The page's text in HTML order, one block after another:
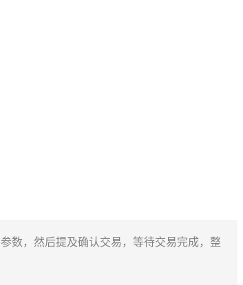
数，然后提及确认交易，等待交易完成，整